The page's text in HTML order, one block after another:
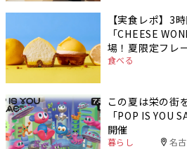
【実食レポ】3
「CHEESE
場！夏限定フレ
食べる
この夏は栄の街
「POP IS YOU
開催
暮らし 名